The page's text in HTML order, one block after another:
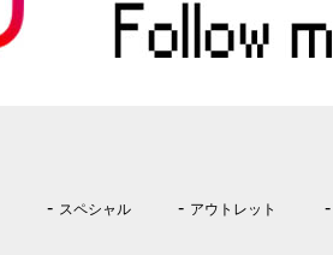
スペシャル アウトレット